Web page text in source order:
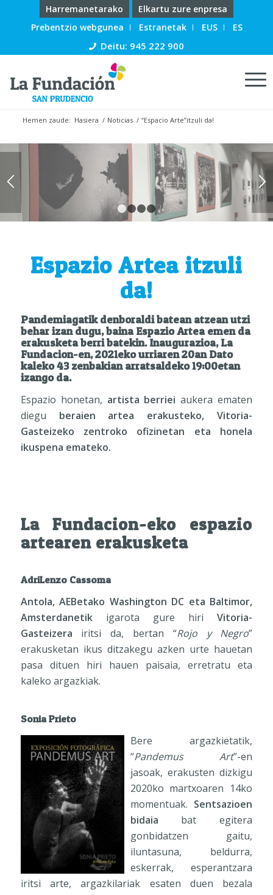
Harremanetarako
Elkartu zure enpresa
Prebentzio webgunea
Estranetak EUS ES
Deitu: 945 222 900
Hemen zaude: Hasiera / Noticias / “Espacio Arte”itzuli da!
1 2
Espazio Artea itzuli
da!
Pandemiagatik denboraldi batean atzean utzi
behar izan dugu, baina Espazio Artea emen da
erakusketa berri batekin. Inaugurazioa, La
Fundacion-en, 2021eko urriaren 20an Dato
kaleko 43 zenbakian arratsaldeko 19:00etan
izango da.
Espazio honetan, artista berriei aukera ematen
diegu beraien artea erakusteko, Vitoria-
Gasteizeko zentroko ofizinetan eta honela
ikuspena emateko.
La Fundacion-eko espazio
artearen erakusketa
AdriLenzo Cassoma
Antola, AEBetako Washington DC eta Baltimor,
Amsterdanetikigarota gure hiriVitoria-
Gasteizera iritsi da, bertan “Rojo y Negro”
erakusketan ikus ditzakegu azken urte hauetan
pasa dituen hiri hauen paisaia, erretratu eta
kaleko argazkiak.
Sonia Prieto
Bere argazkietatik,
“Pandemus Art”-en
jasoak, erakusten dizkigu
2020ko martxoaren 14ko
momentuak. Sentsazioen
bidaia bat egitera
gonbidatzen gaitu,
iluntasuna, beldurra,
eskerrak, esperantzara
iritsi arte, argazkilariak esaten duen bezala